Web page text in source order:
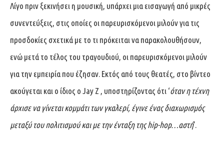
Λίγο πριν ξεκινήσει η μουσική, υπάρχει μια εισαγωγή από μικρές
συνεντεύξεις, στις οποίες οι παρευρισκόμενοι μιλούν για τις
προσδοκίες σχετικά με το τι πρόκειται να παρακολουθήσουν,
ενώ μετά το τέλος του τραγουδιού, οι παρευρισκόμενοι μιλούν
για την εμπειρία που έζησαν. Εκτός από τους θεατές, στο βίντεο
ακούγεται και ο ίδιος ο Jay Z , υποστηρίζοντας ότι ‘όταν η τέχνη
άρχισε να γίνεται κομμάτι των γκαλερί, έγινε ένας διαχωρισμός
μεταξύ του πολιτισμού και με την ένταξη της hip-hop…αστή’.